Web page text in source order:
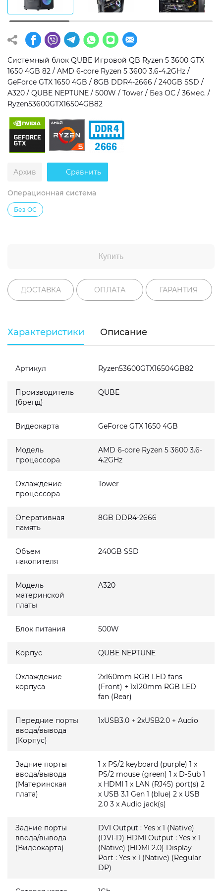
Операционная система
Windows 11 Home
Windows 11 Pro
Без ОС
Тип накопителя
SSD
HDD
SSD + HDD
Дополнительно
RGB-подсветка
Разблокированный множитель CPU
Сверхбыстрый M.2 SSD NVME
Системный блок QUBE Игровой QB Ryzen 5 3600 GTX
1650 4GB 82 / AMD 6-core Ryzen 5 3600 3.6-4.2GHz /
GeForce GTX 1650 4GB / 8GB DDR4-2666 / 240GB SSD /
A320 / QUBE NEPTUNE / 500W / Tower / Без ОС / 36мес. /
Ryzen53600GTX16504GB82
Архив Сравнить
Операционная система
Без ОС
Купить
ДОСТАВКА ОПЛАТА ГАРАНТИЯ
Характеристики Описание
Артикул Ryzen53600GTX16504GB82
Производитель
(бренд)
QUBE
Видеокарта GeForce GTX 1650 4GB
Модель
процессора
AMD 6-core Ryzen 5 3600 3.6-
4.2GHz
Охлаждение
процессора
Tower
Оперативная
память
8GB DDR4-2666
Объем
накопителя
240GB SSD
Модель
материнской
платы
A320
Блок питания 500W
Корпус QUBE NEPTUNE
Охлаждение
корпуса
2x160mm RGB LED fans
(Front) + 1x120mm RGB LED
fan (Rear)
Передние порты
ввода/вывода
(Корпус)
1xUSB3.0 + 2xUSB2.0 + Audio
Задние порты
ввода/вывода
(Материнская
плата)
1 x PS/2 keyboard (purple) 1 x
PS/2 mouse (green) 1 x D-Sub 1
x HDMI 1 x LAN (RJ45) port(s) 2
x USB 3.1 Gen 1 (blue) 2 x USB
2.0 3 x Audio jack(s)
Задние порты
ввода/вывода
(Видеокарта)
DVI Output : Yes x 1 (Native)
(DVI-D) HDMI Output : Yes x 1
(Native) (HDMI 2.0) Display
Port : Yes x 1 (Native) (Regular
DP)